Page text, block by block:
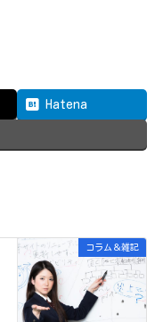
Hatena
コラム＆雑記